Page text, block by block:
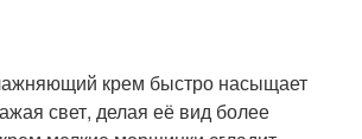
крем быстро насыщает
свет, делая её вид более